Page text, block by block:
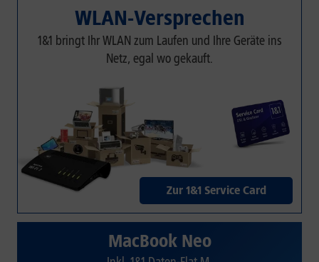
WLAN-Versprechen
1&1 bringt Ihr WLAN zum Laufen und Ihre Geräte ins
Netz, egal wo gekauft.
Zur 1&1 Service Card
MacBook Neo